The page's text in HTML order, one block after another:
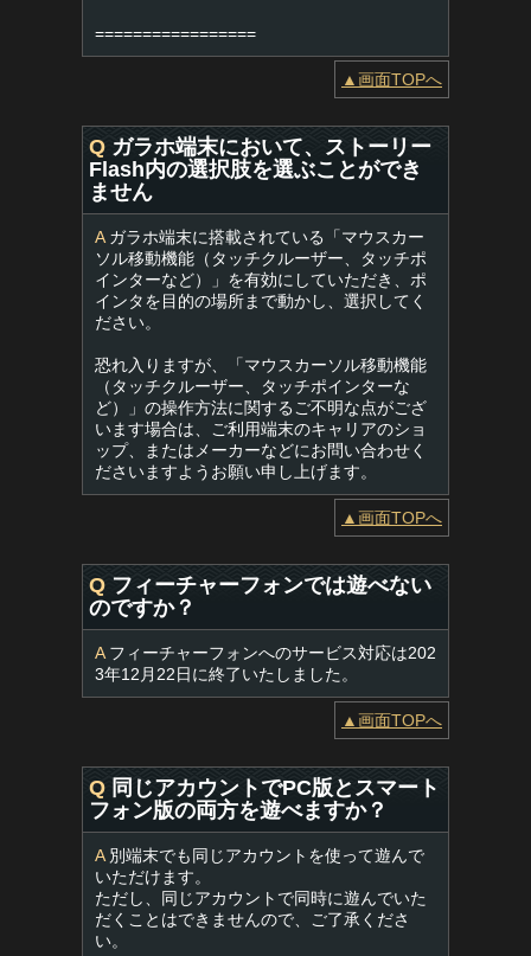
=================
▲画面TOPへ
Q ガラホ端末において、ストーリー
Flash内の選択肢を選ぶことができ
ません
Aガラホ端末に搭載されている「マウスカー
ソル移動機能（タッチクルーザー、タッチポ
インターなど）」を有効にしていただき、ポ
インタを目的の場所まで動かし、選択してく
ださい。
恐れ入りますが、「マウスカーソル移動機能
（タッチクルーザー、タッチポインターな
ど）」の操作方法に関するご不明な点がござ
います場合は、ご利用端末のキャリアのショ
ップ、またはメーカーなどにお問い合わせく
ださいますようお願い申し上げます。
▲画面TOPへ
Q フィーチャーフォンでは遊べない
のですか？
Aフィーチャーフォンへのサービス対応は202
3年12月22日に終了いたしました。
▲画面TOPへ
Q 同じアカウントでPC版とスマート
フォン版の両方を遊べますか？
A別端末でも同じアカウントを使って遊んで
いただけます。
ただし、同じアカウントで同時に遊んでいた
だくことはできませんので、ご了承くださ
い。